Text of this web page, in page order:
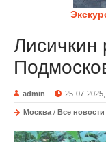
Лисичкин
admin 25-07-
Москва / Все новости